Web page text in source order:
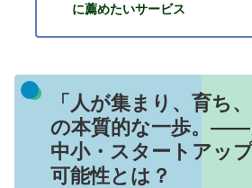
に薦めたいサービス
「人が集まり、育ち
の本質的な一歩。
中小・スタートアッ
可能性とは？